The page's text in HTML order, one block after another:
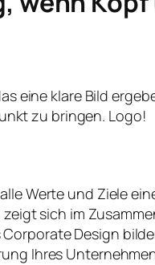
eine klare Bild
zu bringen. Logo!
Werte und Ziele
sich im
Design
Ihres